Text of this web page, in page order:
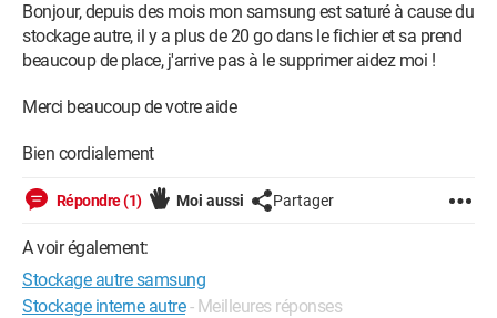
Bonjour, depuis des mois mon samsung est saturé à cause du
stockage autre, il y a plus de 20 go dans le fichier et sa prend
beaucoup de place, j'arrive pas à le supprimer aidez moi !
Merci beaucoup de votre aide
Bien cordialement
Répondre (1) Moi aussi Partager
A voir également:
Stockage autre samsung
Stockage interne autre - Meilleures réponses